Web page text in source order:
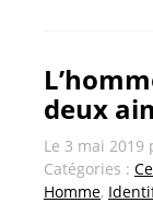
deux
Le 3 mai 2019
Catégories :
Homme,